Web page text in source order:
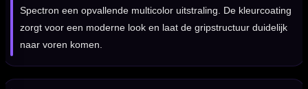
Spectron een opvallende multicolor uitstraling. De kleurcoating
zorgt voor een moderne look en laat de gripstructuur duidelijk
naar voren komen.